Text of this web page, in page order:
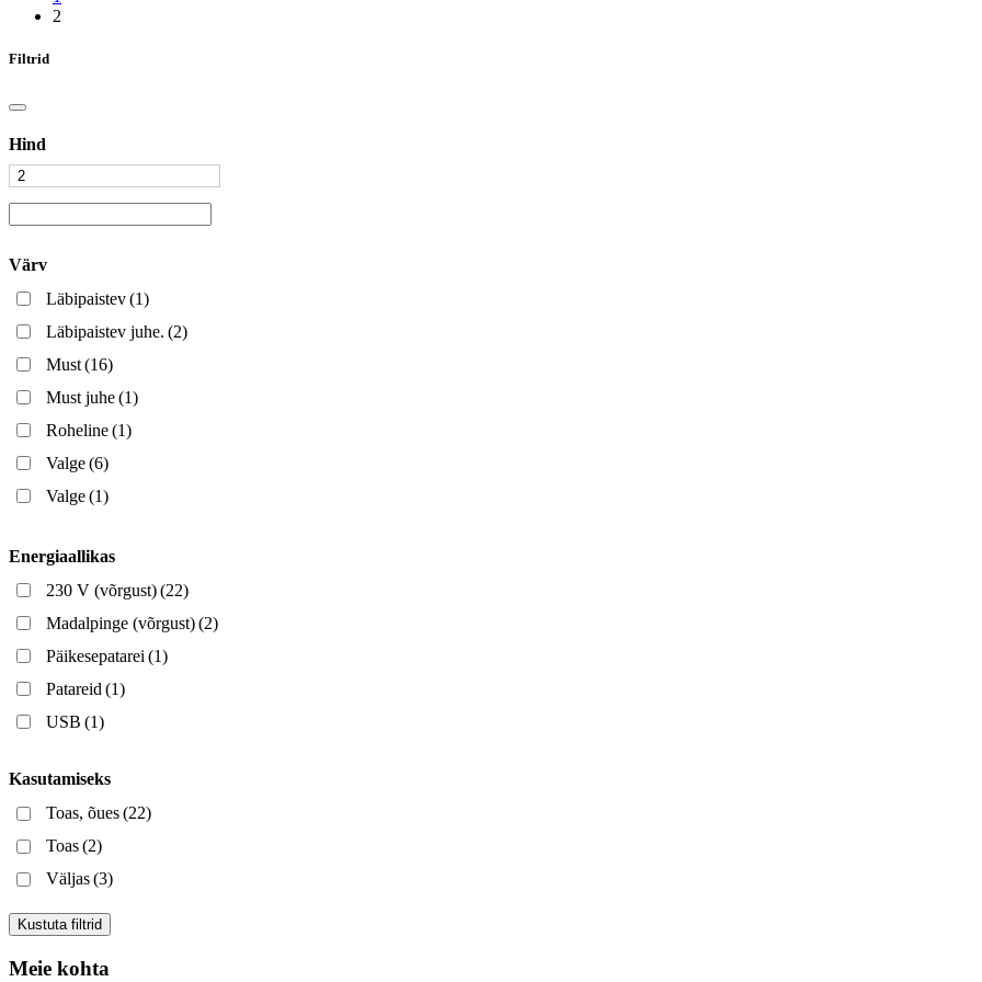
2
Filtrid
Hind
Värv
Läbipaistev(1)
Läbipaistev juhe. (2)
Must(16)
Must juhe(1)
Roheline(1)
Valge(6)
Valge(1)
Energiaallikas
230 V (võrgust)(22)
Madalpinge (võrgust)(2)
Päikesepatarei (1)
Patareid (1)
USB (1)
Kasutamiseks
Toas, õues(22)
Toas(2)
Väljas(3)
Kustuta filtrid
Meie kohta